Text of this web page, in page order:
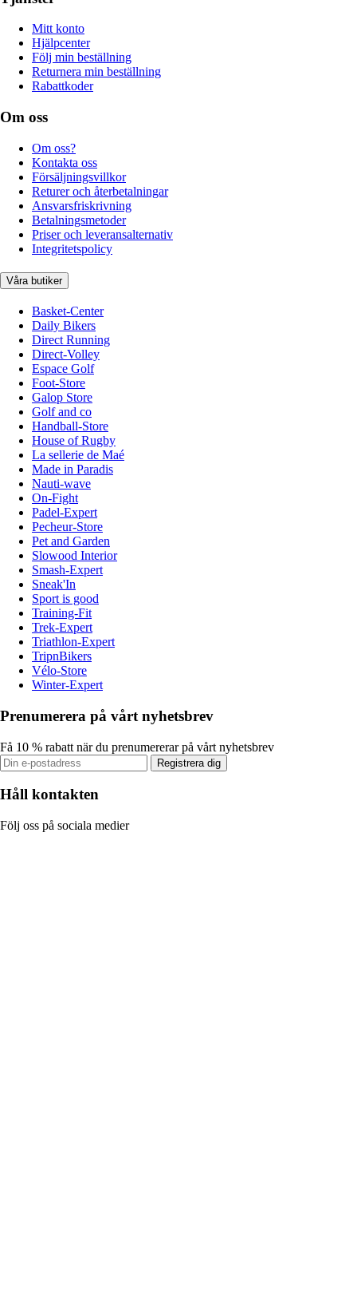
Mitt konto
Hjälpcenter
Följ min beställning
Returnera min beställning
Rabattkoder
Om oss
Om oss?
Kontakta oss
Försäljningsvillkor
Returer och återbetalningar
Ansvarsfriskrivning
Betalningsmetoder
Priser och leveransalternativ
Integritetspolicy
Våra butiker
Basket-Center
Daily Bikers
Direct Running
Direct-Volley
Espace Golf
Foot-Store
Galop Store
Golf and co
Handball-Store
House of Rugby
La sellerie de Maé
Made in Paradis
Nauti-wave
On-Fight
Padel-Expert
Pecheur-Store
Pet and Garden
Slowood Interior
Smash-Expert
Sneak'In
Sport is good
Training-Fit
Trek-Expert
Triathlon-Expert
TripnBikers
Vélo-Store
Winter-Expert
Prenumerera på vårt nyhetsbrev
Få 10 % rabatt när du prenumererar på vårt nyhetsbrev
Registrera dig
Håll kontakten
Följ oss på sociala medier